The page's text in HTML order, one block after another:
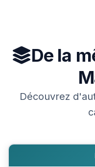
De la
Découvrez